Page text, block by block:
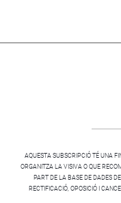
AQUESTA SUBSCRIPCIÓ TÉ UNA
ORGANITZA LA VISIVA O QUE
PART DE LA BASE DE DADES
RECTIFICACIÓ, OPOSICIÓ I